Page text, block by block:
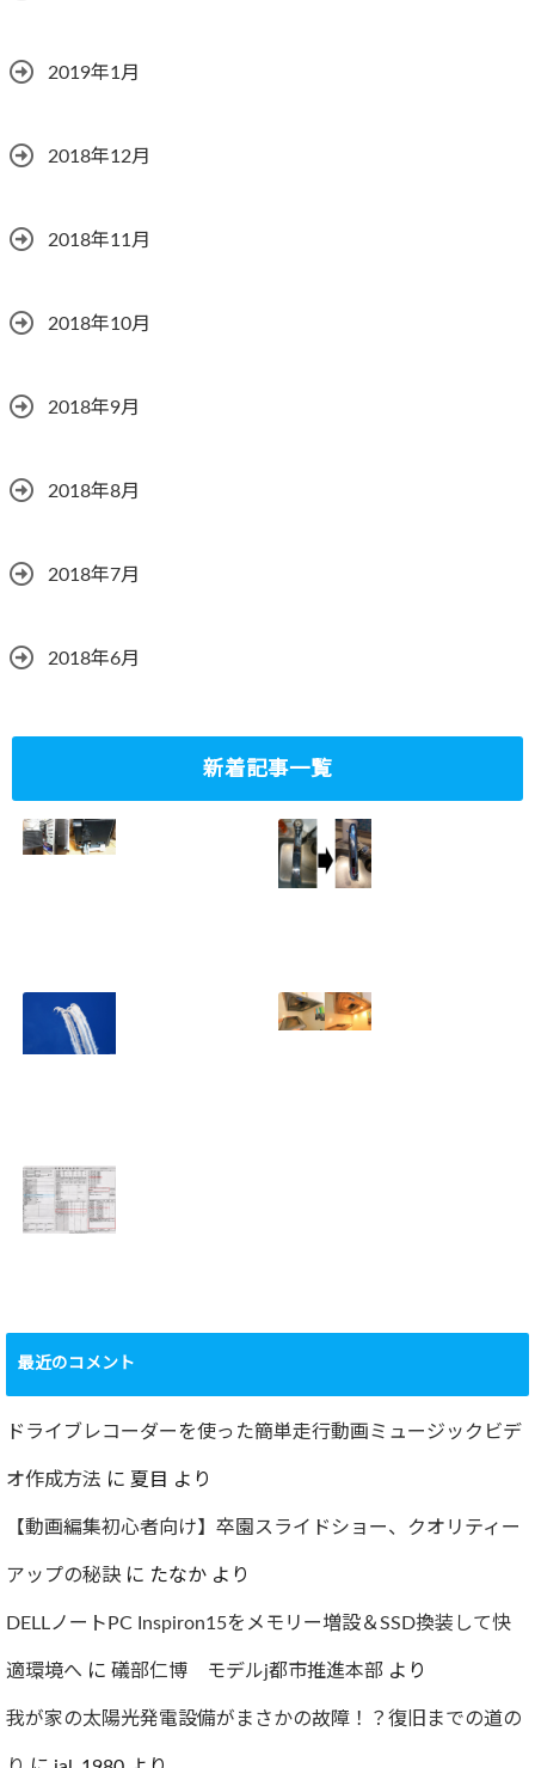
2019年1月
2018年12月
2018年11月
2018年10月
2018年9月
2018年8月
2018年7月
2018年6月
新着記事一覧
ド対応
2023.10.14
チレス水栓にDIY
で交換
撮影方法のレクチ
ャー
2022.12.24
要再検査となって
しまった…
2022.07.30
最近のコメント
ドライブレコーダーを使った簡単走行動画ミュージックビデ
オ作成方法 に 夏目 より
【動画編集初心者向け】卒園スライドショー、クオリティー
アップの秘訣に たなか より
DELLノートPC Inspiron15をメモリー増設＆SSD換装して快
適環境へ に 礒部仁博 モデルj都市推進本部 より
我が家の太陽光発電設備がまさかの故障！？復旧までの道の